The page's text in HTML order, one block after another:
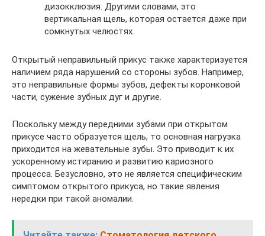
дизокклюзия. Другими словами, это
вертикальная щель, которая остается даже при
сомкнутых челюстях.
Открытый неправильный прикус также характеризуется
наличием ряда нарушений со стороны зубов. Например,
это неправильные формы зубов, дефекты коронковой
части, сужение зубных дуг и другие.
Поскольку между передними зубами при открытом
прикусе часто образуется щель, то основная нагрузка
приходится на жевательные зубы. Это приводит к их
ускоренному истиранию и развитию кариозного
процесса. Безусловно, это не является специфическим
симптомом открытого прикуса, но такие явления
нередки при такой аномалии.